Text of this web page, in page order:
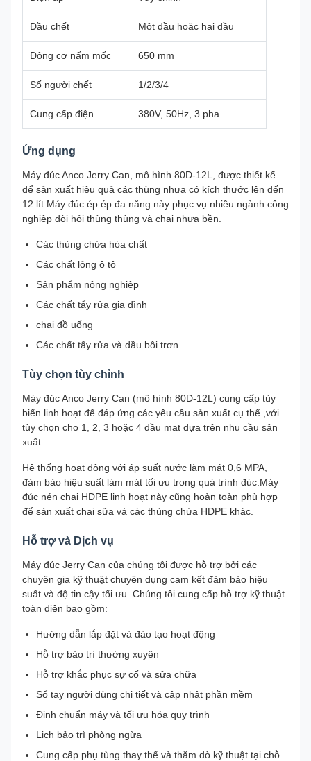
Đầu chết Một đầu hoặc hai đầu
Động cơ nấm mốc 650 mm
Số người chết 1/2/3/4
Cung cấp điện 380V, 50Hz, 3 pha
Ứng dụng
Máy đúc Anco Jerry Can, mô hình 80D-12L, được thiết kế
để sản xuất hiệu quả các thùng nhựa có kích thước lên đến
12 lít.Máy đúc ép ép đa năng này phục vụ nhiều ngành công
nghiệp đòi hỏi thùng thùng và chai nhựa bền.
Các thùng chứa hóa chất
Các chất lỏng ô tô
Sản phẩm nông nghiệp
Các chất tẩy rửa gia đình
chai đồ uống
Các chất tẩy rửa và dầu bôi trơn
Tùy chọn tùy chỉnh
Máy đúc Anco Jerry Can (mô hình 80D-12L) cung cấp tùy
biến linh hoạt để đáp ứng các yêu cầu sản xuất cụ thể.,với
tùy chọn cho 1, 2, 3 hoặc 4 đầu mat dựa trên nhu cầu sản
xuất.
Hệ thống hoạt động với áp suất nước làm mát 0,6 MPA,
đảm bảo hiệu suất làm mát tối ưu trong quá trình đúc.Máy
đúc nén chai HDPE linh hoạt này cũng hoàn toàn phù hợp
để sản xuất chai sữa và các thùng chứa HDPE khác.
Hỗ trợ và Dịch vụ
Máy đúc Jerry Can của chúng tôi được hỗ trợ bởi các
chuyên gia kỹ thuật chuyên dụng cam kết đảm bảo hiệu
suất và độ tin cậy tối ưu. Chúng tôi cung cấp hỗ trợ kỹ thuật
toàn diện bao gồm:
Hướng dẫn lắp đặt và đào tạo hoạt động
Hỗ trợ bảo trì thường xuyên
Hỗ trợ khắc phục sự cố và sửa chữa
Sổ tay người dùng chi tiết và cập nhật phần mềm
Định chuẩn máy và tối ưu hóa quy trình
Lịch bảo trì phòng ngừa
Cung cấp phụ tùng thay thế và thăm dò kỹ thuật tại chỗ